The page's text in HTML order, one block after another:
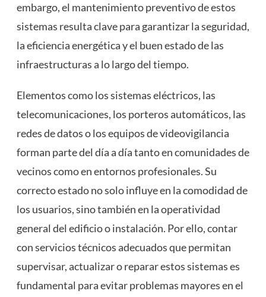
embargo, el mantenimiento preventivo de estos
sistemas resulta clave para garantizar la seguridad,
la eficiencia energética y el buen estado de las
infraestructuras a lo largo del tiempo.
Elementos como los sistemas eléctricos, las
telecomunicaciones, los porteros automáticos, las
redes de datos o los equipos de videovigilancia
forman parte del día a día tanto en comunidades de
vecinos como en entornos profesionales. Su
correcto estado no solo influye en la comodidad de
los usuarios, sino también en la operatividad
general del edificio o instalación. Por ello, contar
con servicios técnicos adecuados que permitan
supervisar, actualizar o reparar estos sistemas es
fundamental para evitar problemas mayores en el